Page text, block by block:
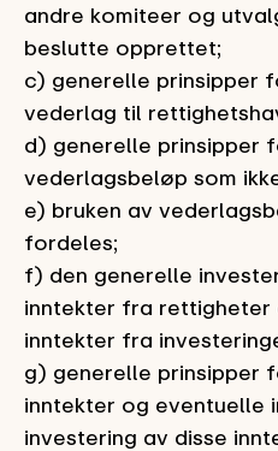
andre komiteer og
beslutte opprettet;
c) generelle prinsipper
vederlag til
d) generelle prinsipper
vederlagsbeløp som
e) bruken av
fordeles;
f) den generelle
inntekter fra rettigheter
inntekter fra
g) generelle prinsipper
inntekter og eventuelle
investering av disse